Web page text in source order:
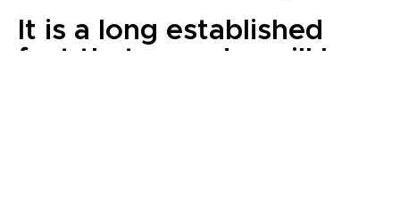
It is a long established
fact that a reader will be